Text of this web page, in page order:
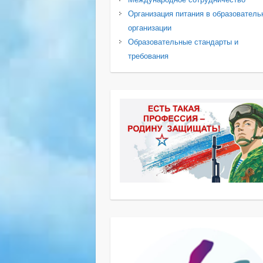
Организация питания в
организации
Образовательные стандарты и
требования